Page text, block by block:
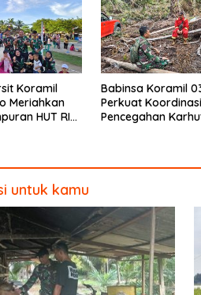
Koramil
Meriahkan
HUT RI
Babinsa Koramil
Perkuat Koordinasi
Pencegahan
untuk kamu